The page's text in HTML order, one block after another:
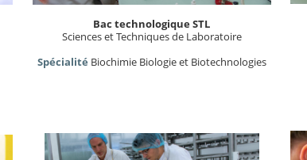
Bac technologique STL
Sciences et Techniques de Laboratoire
Spécialité Biochimie Biologie et Biotechnologies